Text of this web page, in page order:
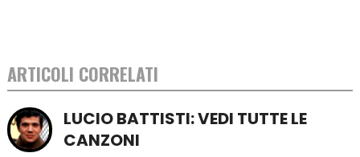
ARTICOLI CORRELATI
LUCIO BATTISTI: VEDI TUTTE LE
CANZONI